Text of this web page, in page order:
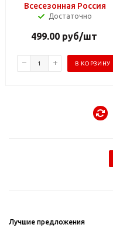
Всесезонная Россия
Достаточно
499.00руб/шт
В КОРЗИНУ
Лучшие предложения